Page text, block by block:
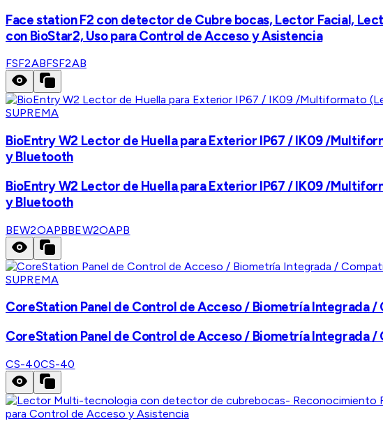
Face station F2 con detector de Cubre bocas, Lector Facial,
con BioStar2, Uso para Control de Acceso y Asistencia
FSF2ABFSF2AB
SUPREMA
BioEntry W2 Lector de Huella para Exterior IP67 / IK09 /
y Bluetooth
BioEntry W2 Lector de Huella para Exterior IP67 / IK09 /
y Bluetooth
BEW2OAPBBEW2OAPB
SUPREMA
CoreStation Panel de Control de Acceso / Biometría Integrada
CoreStation Panel de Control de Acceso / Biometría Integrada
CS-40CS-40